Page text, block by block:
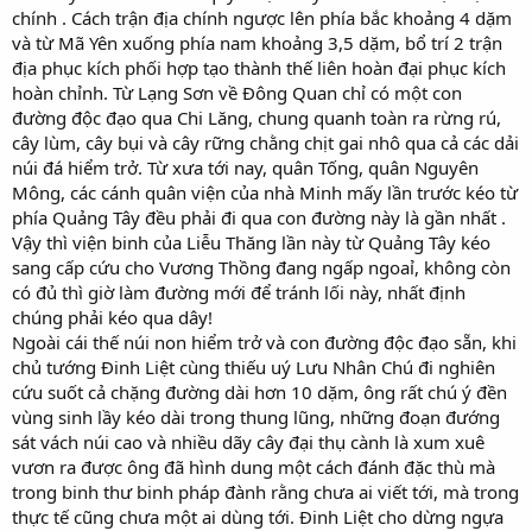
chính . Cách trận địa chính ngược lên phía bắc khoảng 4 dặm
và từ Mã Yên xuống phía nam khoảng 3,5 dặm, bổ trí 2 trận
địa phục kích phối hợp tạo thành thế liên hoàn đại phục kích
hoàn chỉnh. Từ Lạng Sơn về Đông Quan chỉ có một con
đường độc đạo qua Chi Lăng, chung quanh toàn ra rừng rú,
cây lùm, cây bụi và cây rững chằng chịt gai nhô qua cả các dải
núi đá hiểm trở. Từ xưa tới nay, quân Tống, quân Nguyên
Mông, các cánh quân viện của nhà Minh mấy lần trước kéo từ
phía Quảng Tây đều phải đi qua con đường này là gần nhất .
Vậy thì viện binh của Liễu Thăng lần này từ Quảng Tây kéo
sang cấp cứu cho Vương Thồng đang ngấp ngoaỉ, không còn
có đủ thì giờ làm đường mới để tránh lối này, nhất định
chúng phải kéo qua dây!
Ngoài cái thế núi non hiểm trở và con đường độc đạo sẵn, khi
chủ tướng Đinh Liệt cùng thiếu uý Lưu Nhân Chú đi nghiên
cứu suốt cả chặng đường dài hơn 10 dặm, ông rất chú ý đền
vùng sinh lầy kéo dài trong thung lũng, những đoạn đướng
sát vách núi cao và nhiều dãy cây đại thụ cành là xum xuê
vươn ra được ông đã hình dung một cách đánh đặc thù mà
trong binh thư binh pháp đành rằng chưa ai viết tới, mà trong
thực tế cũng chưa một ai dùng tới. Đinh Liệt cho dừng ngựa